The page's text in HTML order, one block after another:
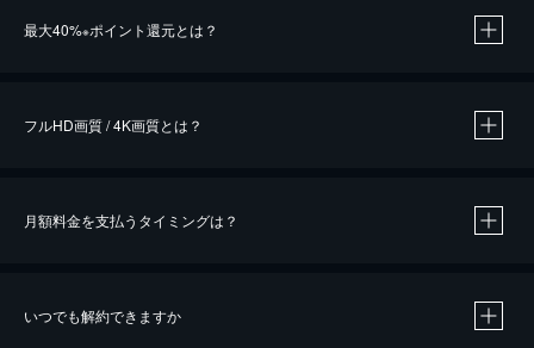
最大40%※ポイント還元とは？
※40％ポイント還元の対象は、クレジットカード決済による作品の購入 / レンタルです。
iOSアプリのUコイン決済による作品の購入 / レンタルは、20％のポイント還元です。
フルHD画質 / 4K画質とは？
月額料金を支払うタイミングは？
いつでも解約できますか